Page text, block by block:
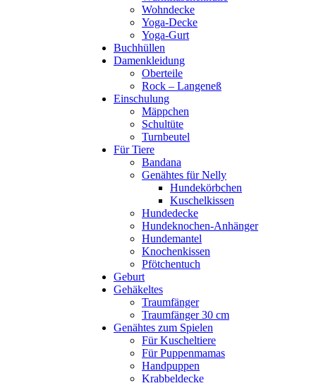
Wohndecke
Yoga-Decke
Yoga-Gurt
Buchhüllen
Damenkleidung
Oberteile
Rock – Langeneß
Einschulung
Mäppchen
Schultüte
Turnbeutel
Für Tiere
Bandana
Genähtes für Nelly
Hundekörbchen
Kuschelkissen
Hundedecke
Hundeknochen-Anhänger
Hundemantel
Knochenkissen
Pfötchentuch
Geburt
Gehäkeltes
Traumfänger
Traumfänger 30 cm
Genähtes zum Spielen
Für Kuscheltiere
Für Puppenmamas
Handpuppen
Krabbeldecke